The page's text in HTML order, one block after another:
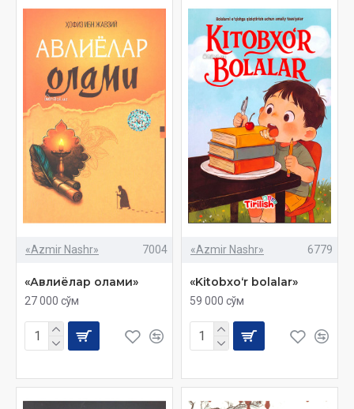
«Azmir Nashr» 7004
«Авлиёлар олами»
27 000 сўм
«Azmir Nashr» 6779
«Kitobxo‘r bolalar»
59 000 сўм